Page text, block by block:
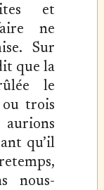
et
ne
Sur
que la
le
trois
qu’il
nous-